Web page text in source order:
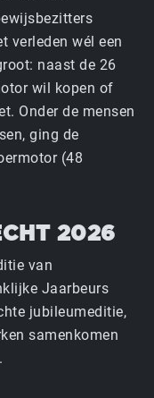
verleden wél een
naast de 26
wil kopen of
Onder de mensen
ging de
(48
2026
van
Jaarbeurs
jubileumeditie,
samenkomen